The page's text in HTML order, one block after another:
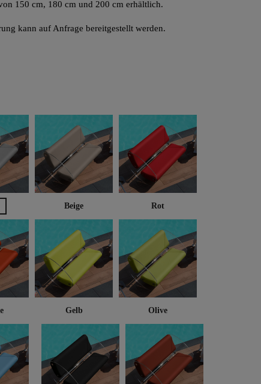
150 cm, 180 cm und 200 cm erhältlich.
kann auf Anfrage bereitgestellt werden.
Beige Rot
Gelb Olive